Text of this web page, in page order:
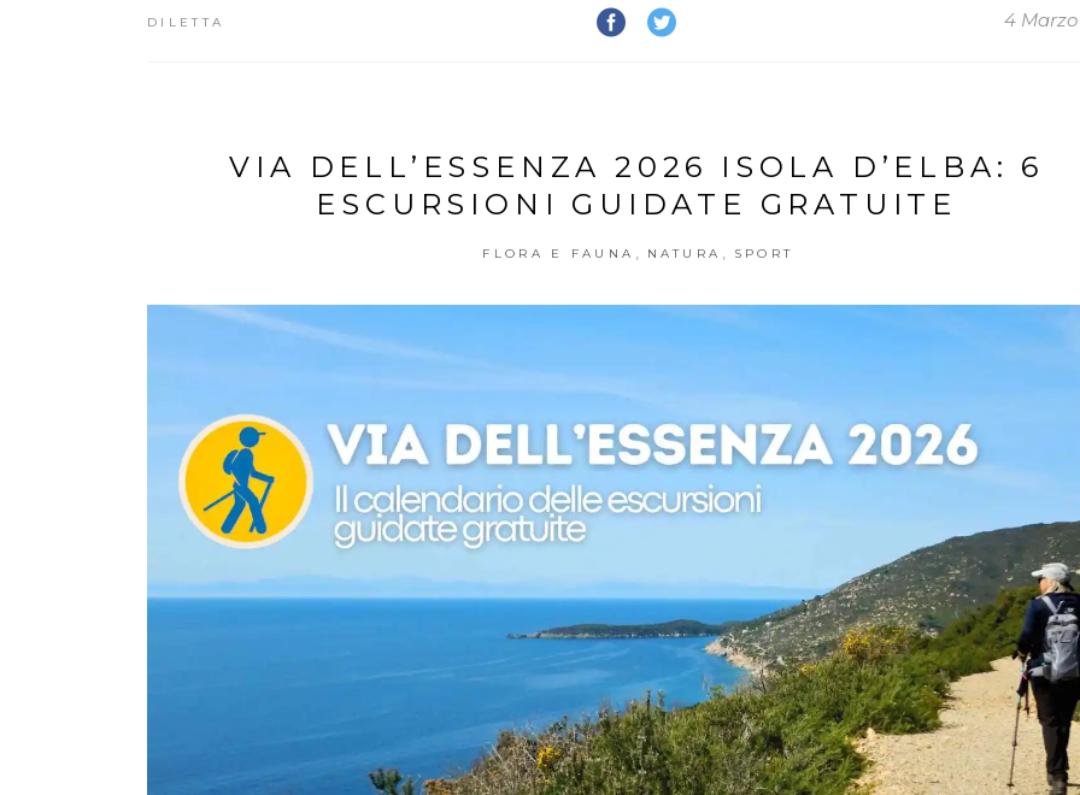
DILETTA 4
VIA DELL’ESSENZA 2026 ISOLA D’ELBA: 6
ESCURSIONI GUIDATE GRATUITE
FLORA E FAUNA NATURA SPORT